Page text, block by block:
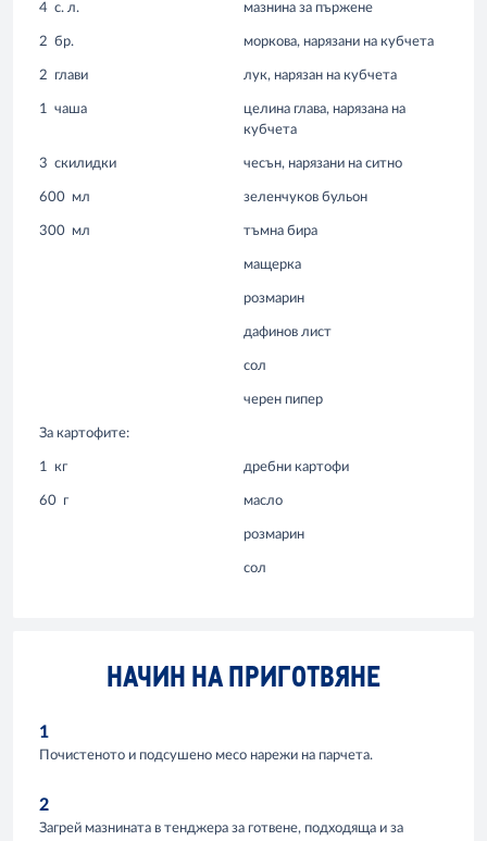
4 с. л. мазнина за пържене
2 бр. моркова, нарязани на кубчета
2 глави лук, нарязан на кубчета
1 чаша
целина глава, нарязана на
кубчета
3 скилидки чесън, нарязани на ситно
600 мл зеленчуков бульон
300 мл тъмна бира
мащерка
розмарин
дафинов лист
сол
черен пипер
За картофите:
1 кг дребни картофи
60 г масло
розмарин
сол
НАЧИН НА ПРИГОТВЯНЕ
1
Почистеното и подсушено месо нарежи на парчета.
2
Загрей мазнината в тенджера за готвене, подходяща и за